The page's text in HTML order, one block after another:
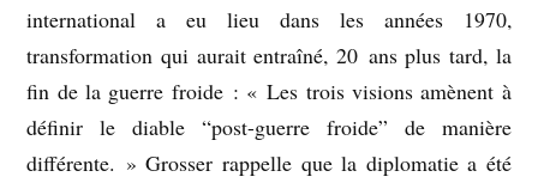
international a eu lieu dans les années 1970,
transformation qui aurait entraîné, 20 ans plus tard, la
fin de la guerre froide : « Les trois visions amènent à
définir le diable “post-guerre froide” de manière
différente. » Grosser rappelle que la diplomatie a été